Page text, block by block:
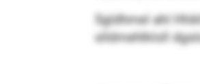
Sgldhmel ahl
slldmehlkloll